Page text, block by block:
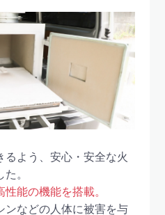
るよう、安心・安全な火
。
能の機能を搭載。
ンなどの人体に被害を与